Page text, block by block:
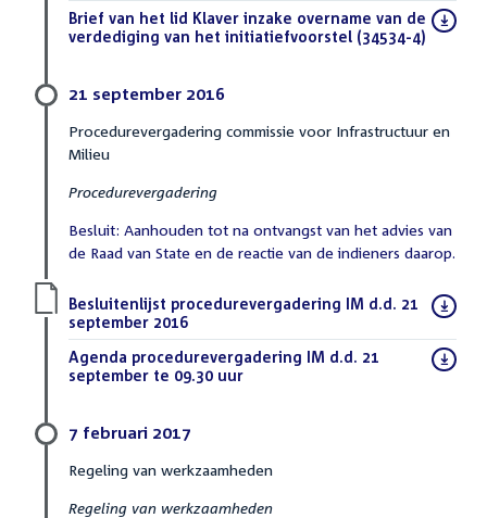
Download
bestand:
Brief van het lid Klaver inzake overname van de
verdediging van het initiatiefvoorstel (34534-4) (PDF)
21 september 2016
Procedurevergadering commissie voor Infrastructuur en
Milieu
Procedurevergadering
Besluit: Aanhouden tot na ontvangst van het advies van
de Raad van State en de reactie van de indieners daarop.
Download
bestand:
Besluitenlijst procedurevergadering IM d.d. 21
september 2016
Download
bestand:
Agenda procedurevergadering IM d.d. 21
september te 09.30 uur
7 februari 2017
Regeling van werkzaamheden
Regeling van werkzaamheden